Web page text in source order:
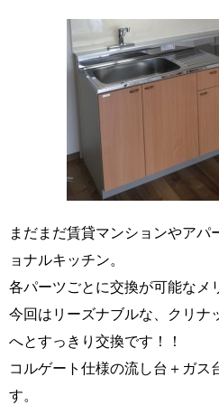
まだまだ賃貸マンションやアパ
ョナルキッチン。
各パーツごとに交換が可能なメ
今回はリーズナブルな、クリナ
へとすっきり交換です！！
コルゲート仕様の流し台＋ガス
す。